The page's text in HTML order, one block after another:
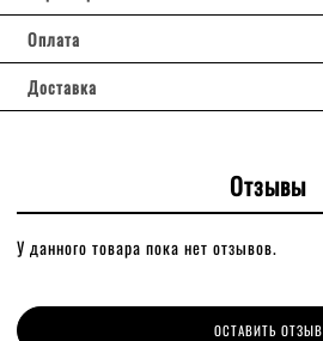
Оплата
Доставка
Отзывы
У данного товара пока нет отзывов.
ОСТАВИТЬ ОТЗЫВ